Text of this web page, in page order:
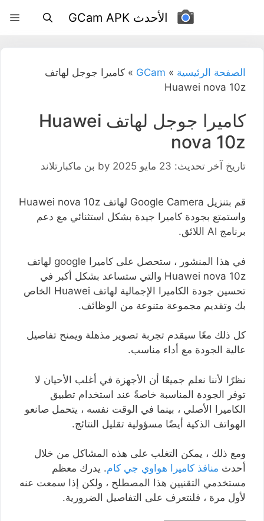
الأحدث GCam APK
الصفحة الرئيسية »
GCam
» كاميرا جوجل لهاتف
Huawei nova 10z
كاميرا جوجل لهاتف Huawei
nova 10z
تاريخ آخر تحديث: 23 مايو 2025 by بن ماكبارتلاند
قم بتنزيل Google Camera لهاتف Huawei nova 10z
واستمتع بجودة كاميرا جيدة بشكل استثنائي مع دعم
برنامج AI اللائق.
في هذا المنشور ، ستحصل على كاميرا google لهاتف
Huawei nova 10z والتي ستساعد بشكل أكبر في
تحسين جودة الكاميرا الإجمالية لهاتف Huawei الخاص
بك وتقديم مجموعة متنوعة من الوظائف.
كل ذلك معًا سيقدم تجربة تصوير مذهلة ويمنح تفاصيل
عالية الجودة مع أداء مناسب.
نظرًا لأننا نعلم جميعًا أن الأجهزة في أغلب الأحيان لا
توفر الجودة المناسبة خاصةً عند استخدام تطبيق
الكاميرا الأصلي ، بينما في الوقت نفسه ، يتحمل صانعو
الهواتف الذكية أيضًا مسؤولية تقليل النتائج.
ومع ذلك ، يمكن التغلب على هذه المشاكل من خلال
أحدث منافذ كاميرا هواوي جي كام. يدرك معظم
مستخدمي التقنيين هذا المصطلح ، ولكن إذا سمعت عنه
لأول مرة ، فلنتعرف على التفاصيل الضرورية.